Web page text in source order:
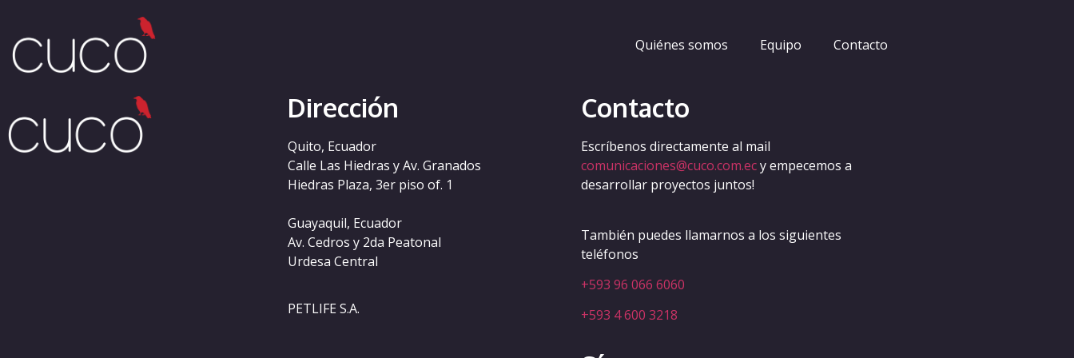
Quiénes somos Equipo Contacto
Categoría:
Dirección
Quito, Ecuador
Calle Las Hiedras y Av. Granados
Hiedras Plaza, 3er piso of. 1
Guayaquil, Ecuador
Av. Cedros y 2da Peatonal
Urdesa Central
PETLIFE S.A.
Contacto
Escríbenos directamente al mail
comunicaciones@cuco.com.ecy empecemos a
desarrollar proyectos juntos!
También puedes llamarnos a los siguientes
teléfonos
+593 96 066 6060
+593 4 600 3218